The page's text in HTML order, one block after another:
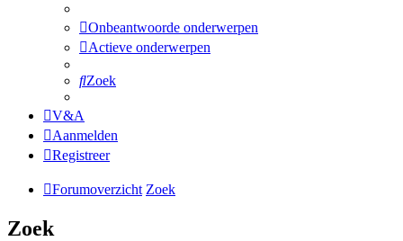
Onbeantwoorde onderwerpen
Actieve onderwerpen
Zoek
V&A
Aanmelden
Registreer
Forumoverzicht Zoek
Zoek